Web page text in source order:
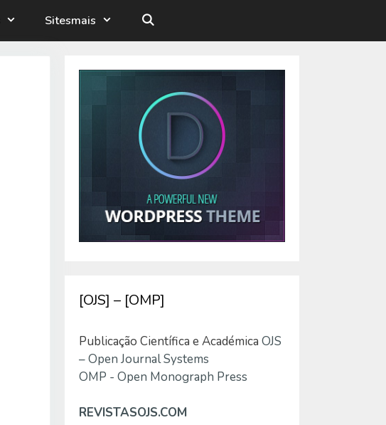
Sitesmais
[OJS] – [OMP]
Publicação Científica e Académica OJS
– Open Journal Systems
OMP - Open Monograph Press
REVISTASOJS.COM